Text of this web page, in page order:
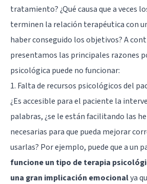
tratamiento? ¿Qué causa que a veces
terminen la relación terapéutica con
haber conseguido los objetivos? A
presentamos las principales razones
psicológica puede no funcionar:
1. Falta de recursos psicológicos del
¿Es accesible para el paciente la
palabras, ¿se le están facilitando las
necesarias para que pueda mejorar
usarlas? Por ejemplo, puede que a un
funcione un tipo de terapia
una gran implicación emocionalya